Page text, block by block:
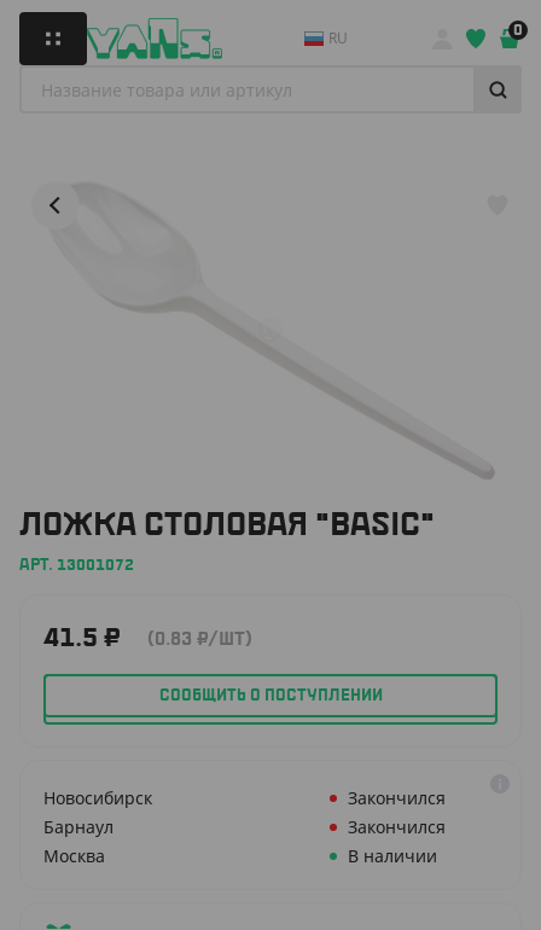
RU 0
ЛОЖКА СТОЛОВАЯ "BASIC"
АРТ. 13001072
41.5 ₽ (0.83 ₽/ШТ)
СООБЩИТЬ О ПОСТУПЛЕНИИ
Новосибирск
Закончился
Барнаул
Закончился
Москва
В наличии